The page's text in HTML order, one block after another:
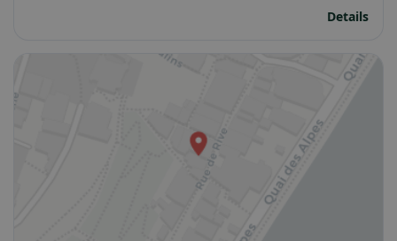
Details